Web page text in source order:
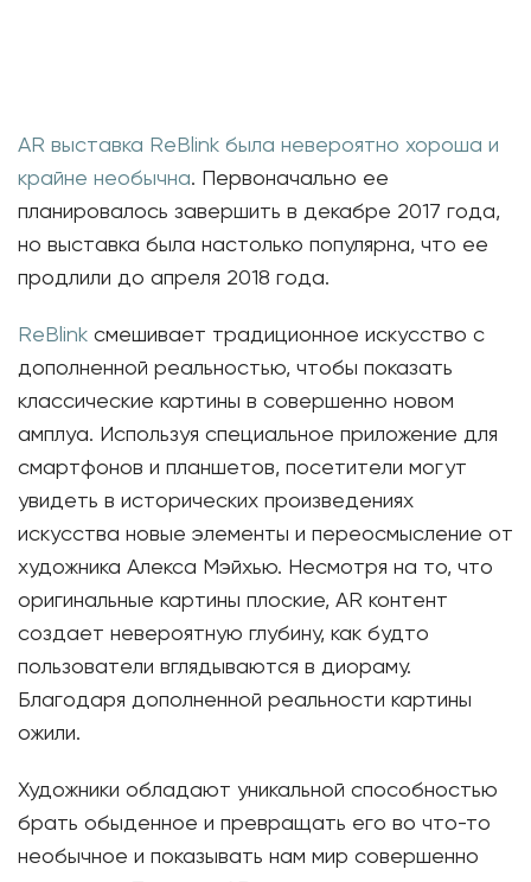
AR выставка ReBlink была невероятно хороша и
крайне необычна. Первоначально ее
планировалось завершить в декабре 2017 года,
но выставка была настолько популярна, что ее
продлили до апреля 2018 года.
ReBlink смешивает традиционное искусство с
дополненной реальностью, чтобы показать
классические картины в совершенно новом
амплуа. Используя специальное приложение для
смартфонов и планшетов, посетители могут
увидеть в исторических произведениях
искусства новые элементы и переосмысление от
художника Алекса Мэйхью. Несмотря на то, что
оригинальные картины плоские, AR контент
создает невероятную глубину, как будто
пользователи вглядываются в диораму.
Благодаря дополненной реальности картины
ожили.
Художники обладают уникальной способностью
брать обыденное и превращать его во что-то
необычное и показывать нам мир совершенно